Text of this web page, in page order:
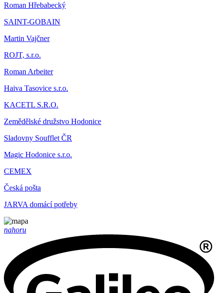
Roman Hřebabecký
SAINT-GOBAIN
Martin Vajčner
ROJT, s.r.o.
Roman Arbeiter
Haiva Tasovice s.r.o.
KACETL S.R.O.
Zemědělské družstvo Hodonice
Sladovny Soufflet ČR
Magic Hodonice s.r.o.
CEMEX
Česká pošta
JARVA domácí potřeby
nahoru